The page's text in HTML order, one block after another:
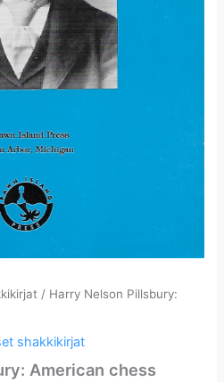
/ Harry Nelson Pillsbury:
shakkikirjat
American chess